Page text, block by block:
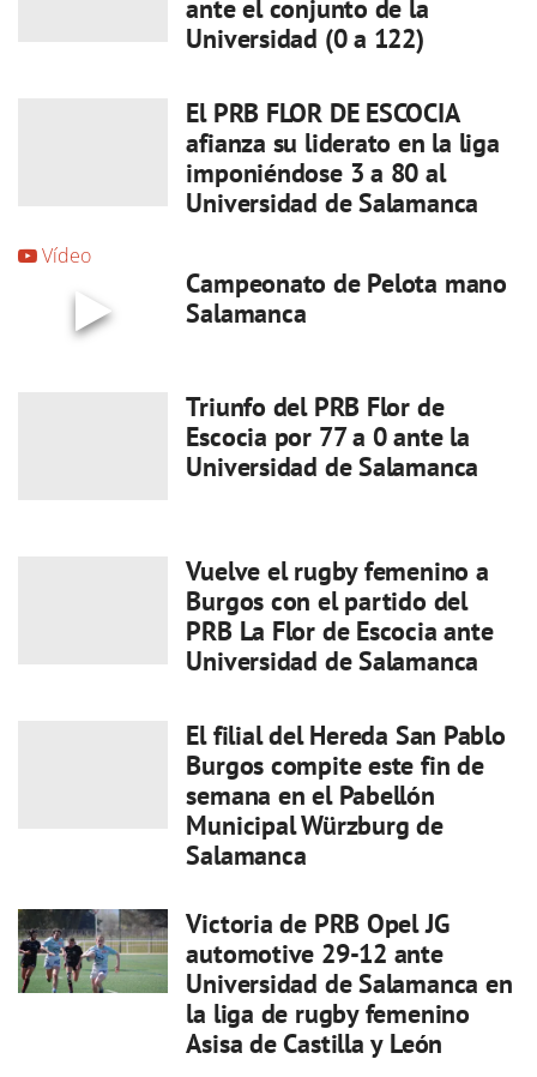
ante el conjunto de la
Universidad (0 a 122)
El PRB FLOR DE ESCOCIA
afianza su liderato en la liga
imponiéndose 3 a 80 al
Universidad de Salamanca
Vídeo
Campeonato de Pelota mano
Salamanca
Triunfo del PRB Flor de
Escocia por 77 a 0 ante la
Universidad de Salamanca
Vuelve el rugby femenino a
Burgos con el partido del
PRB La Flor de Escocia ante
Universidad de Salamanca
El filial del Hereda San Pablo
Burgos compite este fin de
semana en el Pabellón
Municipal Würzburg de
Salamanca
Victoria de PRB Opel JG
automotive 29-12 ante
Universidad de Salamanca en
la liga de rugby femenino
Asisa de Castilla y León